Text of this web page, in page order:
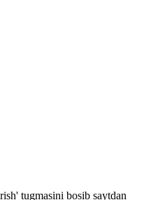
tugmasini bosib saytdan